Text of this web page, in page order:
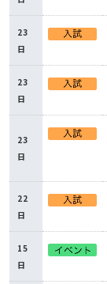
23
日
23
日
23
日
22
日
15
日